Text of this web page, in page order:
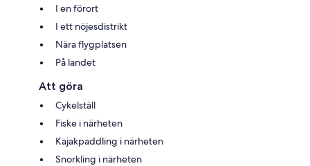
I en förort
I ett nöjesdistrikt
Nära flygplatsen
På landet
Att göra
Cykelställ
Fiske i närheten
Kajakpaddling i närheten
Snorkling i närheten